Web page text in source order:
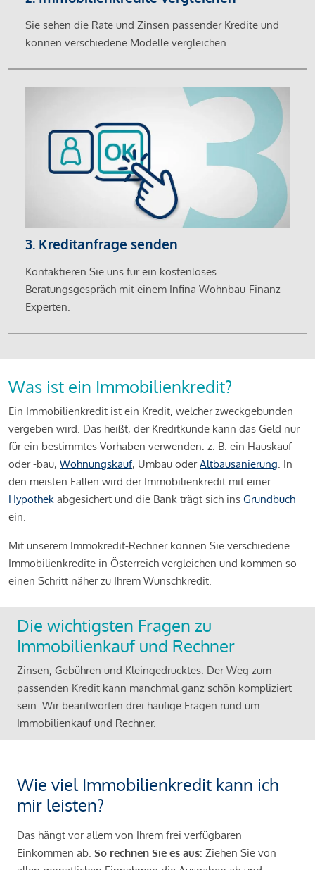
Sie sehen die Rate und Zinsen passender Kredite und
können verschiedene Modelle vergleichen.
3. Kreditanfrage senden
Kontaktieren Sie uns für ein kostenloses
Beratungsgespräch mit einem Infina Wohnbau-Finanz-
Experten.
Was ist ein Immobilienkredit?
Ein Immobilienkredit ist ein Kredit, welcher zweckgebunden
vergeben wird. Das heißt, der Kreditkunde kann das Geld nur
für ein bestimmtes Vorhaben verwenden: z. B. ein Hauskauf
oder -bau, Wohnungskauf, Umbau oderAltbausanierung. In
den meisten Fällen wird der Immobilienkredit mit einer
Hypothek abgesichert und die Bank trägt sich ins Grundbuch
ein.
Mit unserem Immokredit-Rechner können Sie verschiedene
Immobilienkredite in Österreich vergleichen und kommen so
einen Schritt näher zu Ihrem Wunschkredit.
Die wichtigsten Fragen zu
Immobilienkauf und Rechner
Zinsen, Gebühren und Kleingedrucktes: Der Weg zum
passenden Kredit kann manchmal ganz schön kompliziert
sein. Wir beantworten drei häufige Fragen rund um
Immobilienkauf und Rechner.
Wie viel Immobilienkredit kann ich
mir leisten?
Das hängt vor allem von Ihrem frei verfügbaren
Einkommen ab. So rechnen Sie es aus: Ziehen Sie von